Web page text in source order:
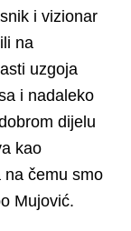
i vizionar
na
uzgoja
i nadaleko
dijelu
kao
na čemu smo
Mujović.